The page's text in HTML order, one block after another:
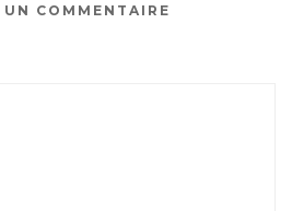
UN COMMENTAIRE